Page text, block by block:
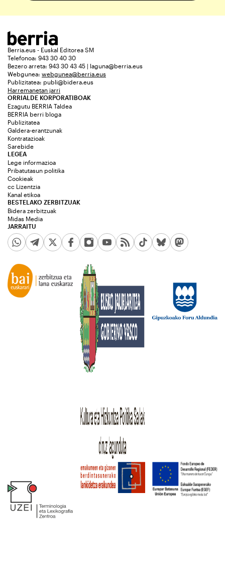
Berria.eus - Euskal Editorea SM
Telefonoa: 943 30 40 30
Bezero arreta: 943 30 43 45 | laguna@berria.eus
Webgunea: webgunea@berria.eus
Publizitatea: publi@bidera.eus
Harremanetan jarri
ORRIALDE KORPORATIBOAK
Ezagutu BERRIA Taldea
BERRIA berri bloga
Publizitatea
Galdera-erantzunak
Kontratazioak
Sarebide
JARRAITU
LEGEA
Lege informazioa
Pribatutasun politika
Cookieak
cc Lizentzia
Kanal etikoa
BESTELAKO ZERBITZUAK
Bidera zerbitzuak
Midas Media